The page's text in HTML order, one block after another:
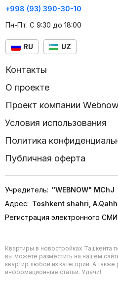
+998 (93) 390-30-10
Пн-Пт. С 9:30 до 18:00
RU UZ
Контакты
О проекте
Проект компании
Условия использования
Политика
Публичная оферта
Учредитель: "WEBNOW" MChJ
Адрес: Toshkent shahri,
Регистрация электронного СМИ:
Квартиры в новостройках Ташкента
вы можете разместить на нашем
квартир любой из категорий. А
информационные статьи. Удачи!